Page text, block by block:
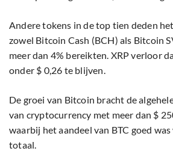
Andere tokens in de top tien deden
zowel Bitcoin Cash (BCH) als Bitcoin
meer dan 4% bereikten. XRP verloor
onder $ 0,26 te blijven.
De groei van Bitcoin bracht de
van cryptocurrency met meer dan $
waarbij het aandeel van BTC goed
totaal.